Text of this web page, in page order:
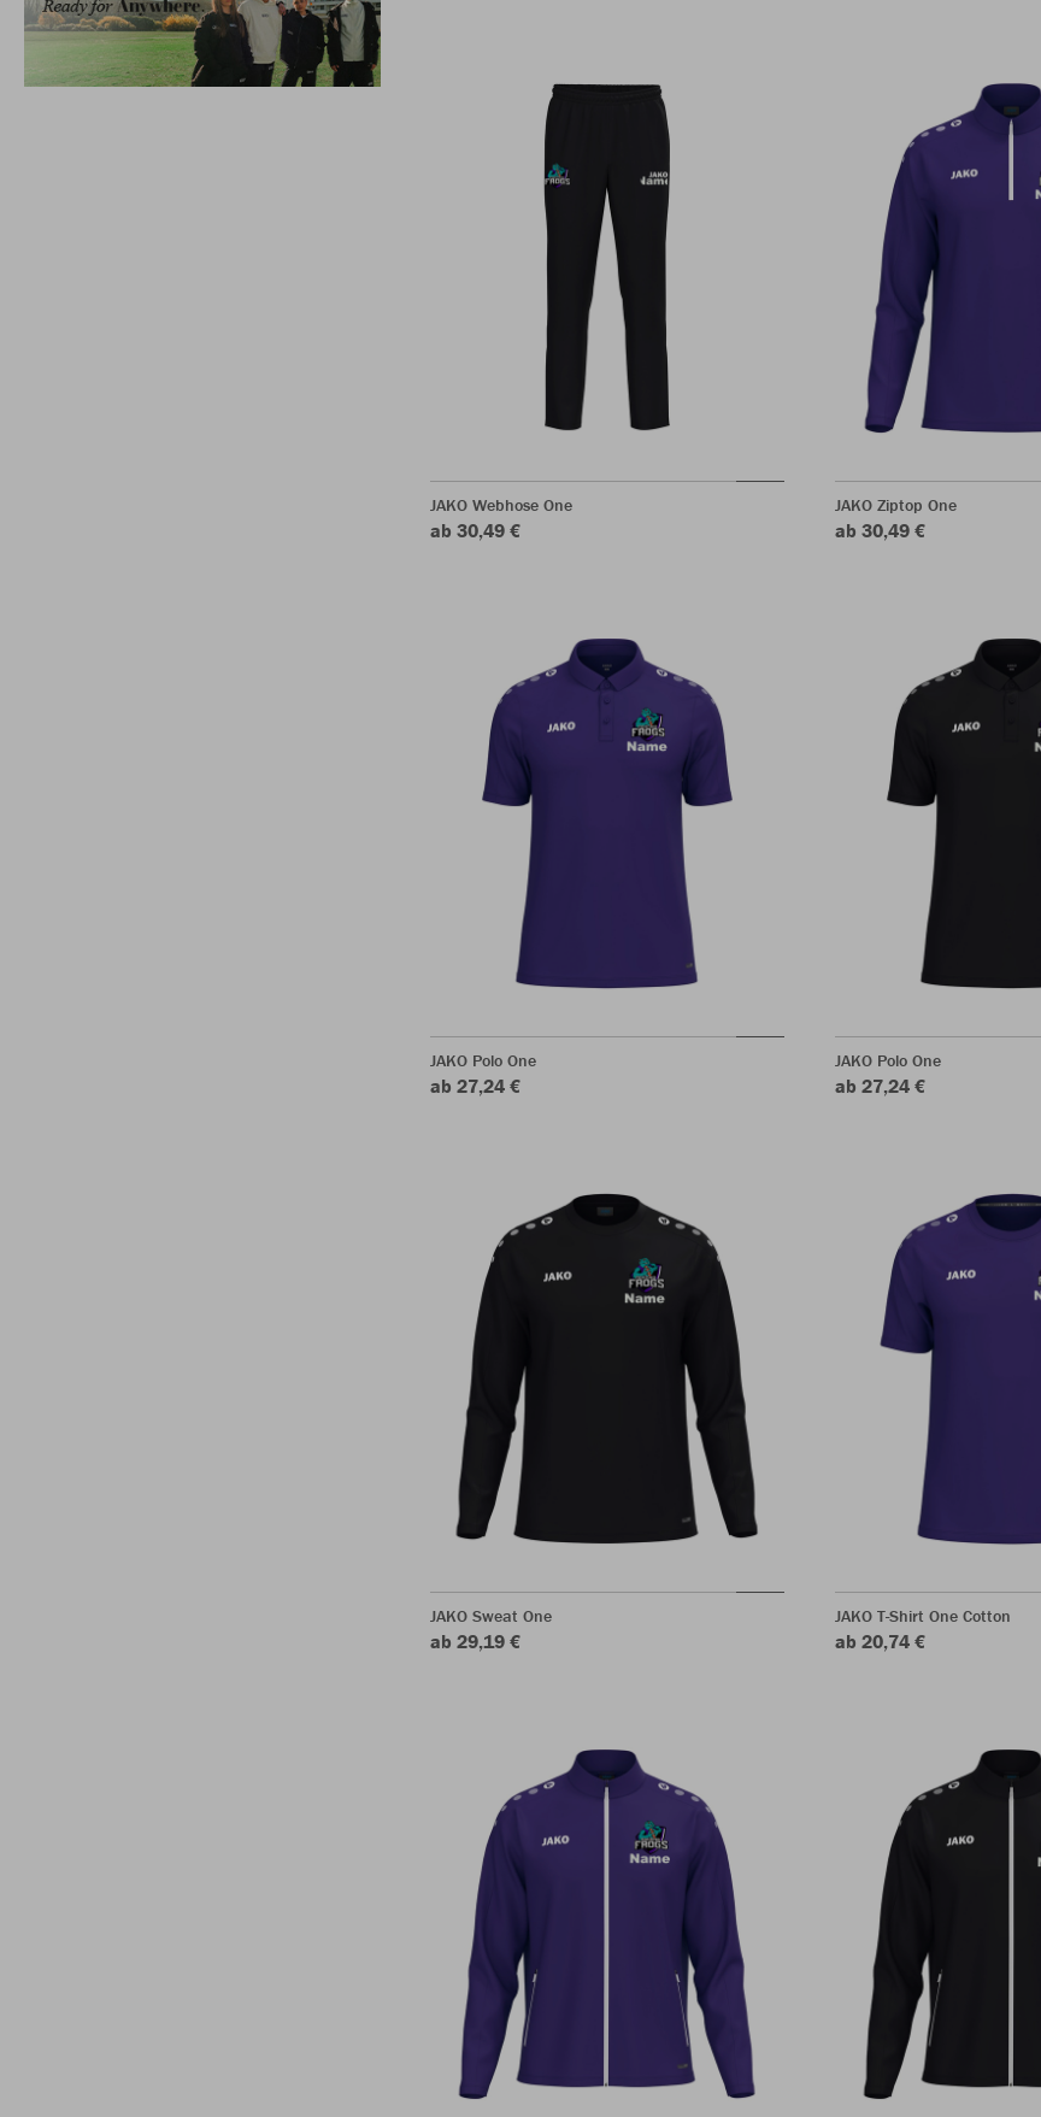
JAKO Webhose One
ab 30,49 €
JAKO Ziptop One
ab 30,49 €
JAKO Polo One
ab 27,24 €
JAKO Polo One
ab 27,24 €
JAKO Sweat One
ab 29,19 €
JAKO T-Shirt One Cotton
ab 20,74 €